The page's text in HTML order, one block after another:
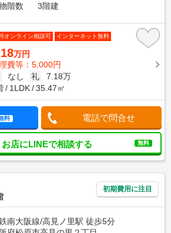
階数
3階建
オンライン相談可 インターネット無料
万円
費等：5,000円
なし 礼
7.18万
1LDK 35.47㎡
料 電話で問合せ
お店にLINEで相談する 無料
初期費用に注目
南大阪線/高見ノ里駅 徒歩5分